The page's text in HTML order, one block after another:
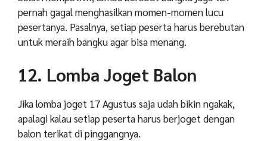
pernah gagal menghasilkan momen-momen lucu
pesertanya. Pasalnya, setiap peserta harus berebutan
untuk meraih bangku agar bisa menang.
12. Lomba Joget Balon
Jika lomba joget 17 Agustus saja udah bikin ngakak,
apalagi kalau setiap peserta harus berjoget dengan
balon terikat di pinggangnya.